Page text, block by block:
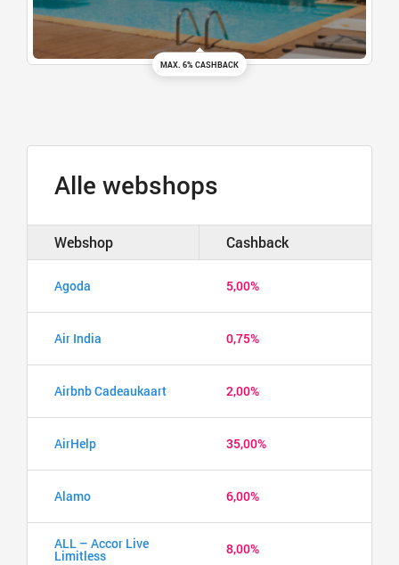
MAX. 6% CASHBACK
Alle webshops
Webshop Cashback
Agoda 5,00%
Air India 0,75%
Airbnb Cadeaukaart 2,00%
AirHelp 35,00%
Alamo 6,00%
ALL – Accor Live
Limitless 8,00%